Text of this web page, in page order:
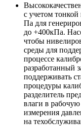
с учетом
Па для
до +400кПа.
чтобы
среды для
процессе
разработанный
поддерживать
процедуры
разделитель
влаги в
измерения
на